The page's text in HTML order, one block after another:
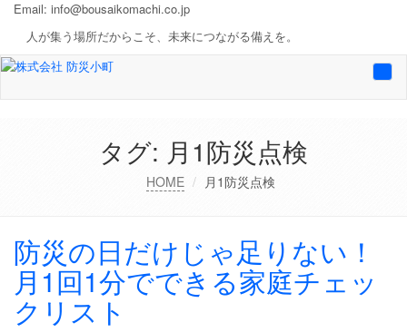
Email: info@bousaikomachi.co.jp
人が集う場所だからこそ、未来につながる備えを。
タグ: 月1防災点検
HOME 月1防災点検
防災の日だけじゃ足りない！
月1回1分でできる家庭チェッ
クリスト